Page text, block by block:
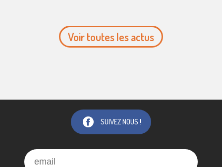
Voir toutes les actus
SUIVEZ NOUS !